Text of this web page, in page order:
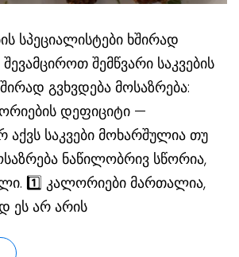
სპეციალისტები ხშირად
შემწვარი საკვების
გვხვდება მოსაზრება:
დეფიციტი —
აქვს საკვები მოხარშულია თუ
ნაწილობრივ სწორია,
1️⃣ კალორიები მართალია,
ეს არ არის